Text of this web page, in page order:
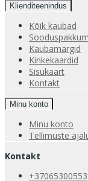
Klienditeenindus
Kõik kaubad
Kaubamärgid
Kinkekaardid
Sisukaart
Kontakt
Minu konto
Minu konto
Tellimuste
Kontakt
+37065300553